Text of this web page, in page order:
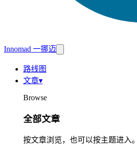
Innomad 一挪迈
路线图
文章▾
Browse
全部文章
按文章浏览，也可以按主题进入